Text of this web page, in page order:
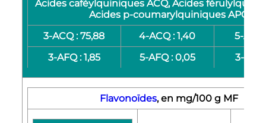
Acides caféylquiniques ACQ, Acides
Acides p-coumarylquiniques APQ
3-ACQ : 75,88 4-ACQ : 1,40
5-
3-AFQ : 1,85 5-AFQ : 0,05 3-APQ
Flavonoïdes, en mg/100 g MF